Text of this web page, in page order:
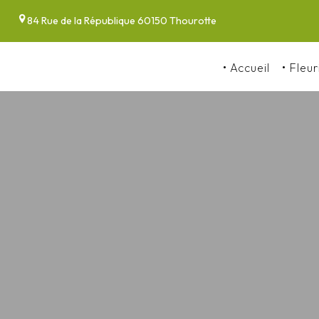
84 Rue de la République 60150 Thourotte
Accueil